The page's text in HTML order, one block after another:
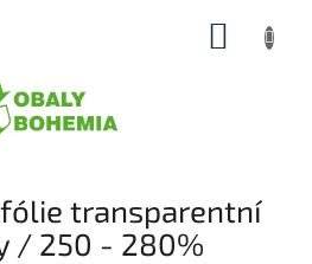
transparentní
/ 250 - 280%